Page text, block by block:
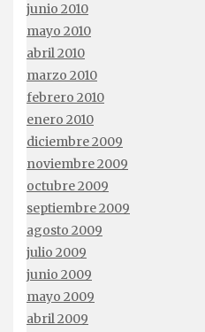
junio 2010
mayo 2010
abril 2010
marzo 2010
febrero 2010
enero 2010
diciembre 2009
noviembre 2009
octubre 2009
septiembre 2009
agosto 2009
julio 2009
junio 2009
mayo 2009
abril 2009